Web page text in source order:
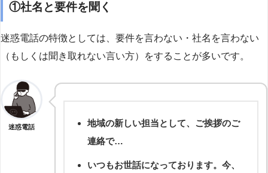
①社名と要件を聞く
迷惑電話の特徴としては、要件を言わない・社名を言わない
（もしくは聞き取れない言い方）をすることが多いです。
迷惑電話
地域の新しい担当として、ご挨拶のご
連絡で…
いつもお世話になっております。今、